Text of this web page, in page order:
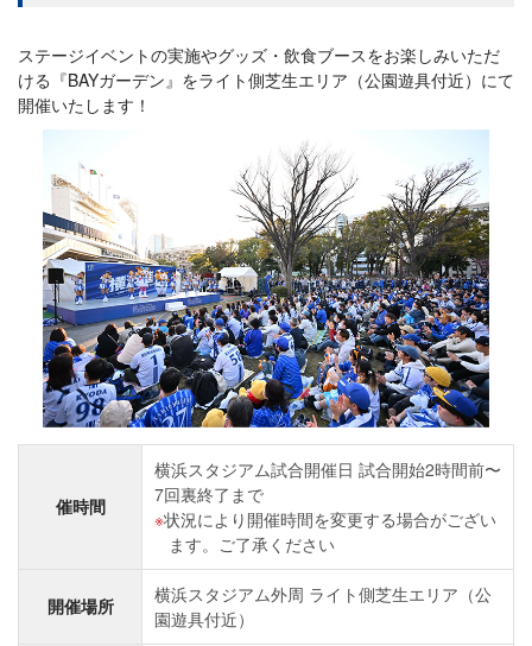
ステージイベントの実施やグッズ・飲食ブースをお楽しみいただ
ける『BAYガーデン』をライト側芝生エリア（公園遊具付近）にて
開催いたします！
催時間
横浜スタジアム試合開催日 試合開始2時間前〜
7回裏終了まで
状況により開催時間を変更する場合がござい
ます。ご了承ください
開催場所
横浜スタジアム外周 ライト側芝生エリア（公
園遊具付近）